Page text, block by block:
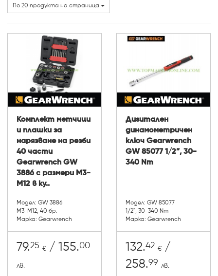
Категории
По 20 продукта на страница
Комплект метчици
и плашки за
нарязване на резби
40 части
Gearwrench GW
3886 с размери М3-
М12 в ку..
Модел: GW 3886
М3-М12, 40 бр.
Марка: Gearwrench
79.25 € / 155.00
лв.
Дигитален
динамометричен
ключ Gearwrench
GW 85077 1/2”, 30-
340 Nm
Модел: GW 85077
1/2", 30-340 Nm
Марка: Gearwrench
132.42 € /
258.99 лв.